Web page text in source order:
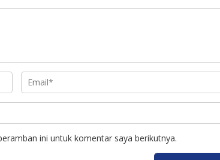
ini untuk komentar saya berikutnya.